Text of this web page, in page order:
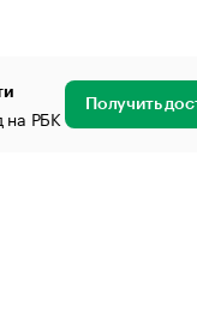
на РБК Получить